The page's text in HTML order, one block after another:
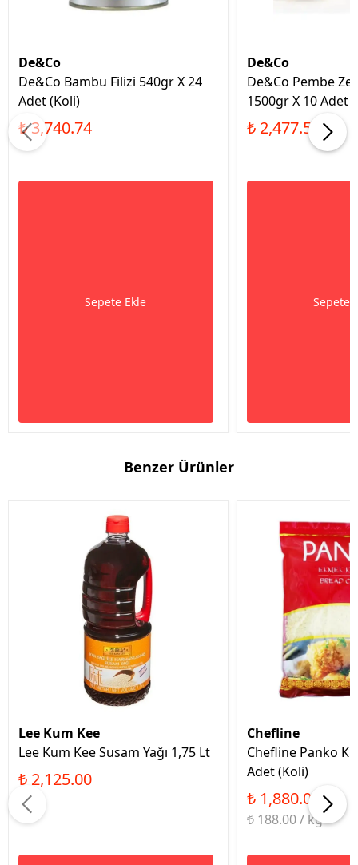
De&Co
De&Co Bambu Filizi 540gr X 24
Adet (Koli)
₺ 3,740.74
Sepete Ekle
De&Co
De&Co Pembe
1500gr X 10 Adet
₺ 2,477.53
Sepete
Benzer Ürünler
Lee Kum Kee
Lee Kum Kee Susam Yağı 1,75 Lt
₺ 2,125.00
Chefline
Chefline Panko
Adet (Koli)
₺ 1,880.00
₺ 188.00 / kg